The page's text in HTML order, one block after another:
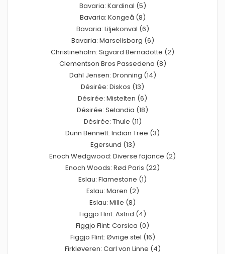
Bavaria: Kardinal (5)
Bavaria: Kongeå (8)
Bavaria: Liljekonval (6)
Bavaria: Marselisborg (6)
Christineholm: Sigvard Bernadotte (2)
Clementson Bros Passedena (8)
Dahl Jensen: Dronning (14)
Désirée: Diskos (13)
Désirée: Mistelten (6)
Désirée: Selandia (18)
Désirée: Thule (11)
Dunn Bennett: Indian Tree (3)
Egersund (13)
Enoch Wedgwood: Diverse fajance (2)
Enoch Woods: Rød Paris (22)
Eslau: Flamestone (1)
Eslau: Maren (2)
Eslau: Mille (8)
Figgjo Flint: Astrid (4)
Figgjo Flint: Corsica (0)
Figgjo Flint: Øvrige stel (16)
Firkløveren: Carl von Linne (4)